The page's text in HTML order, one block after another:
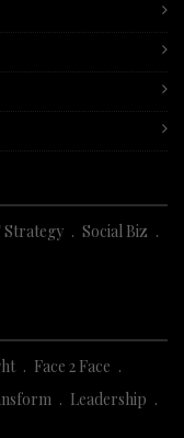
Strategy
Social Biz
Face 2 Face
Leadership